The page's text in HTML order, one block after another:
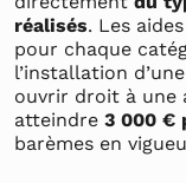
réalisés. Les
pour chaque
l’installation d’une
ouvrir droit à une
atteindre 3 000 €
barèmes en